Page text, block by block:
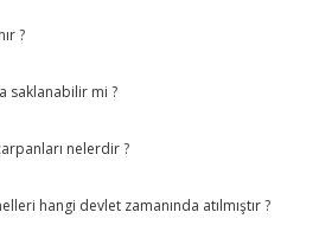
?
saklanabilir mi ?
nelerdir ?
hangi devlet zamanında atılmıştır ?